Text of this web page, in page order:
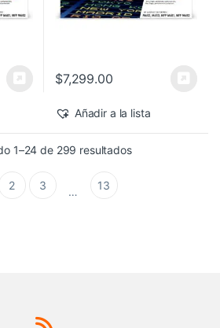
$7,299.00
Añadir a la lista
1–24 de 299 resultadosSorted by latest
2 3 … 13